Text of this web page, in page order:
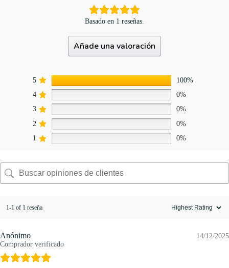
Basado en 1 reseñas.
Añade una valoración
5
100%
4
0%
3
0%
2
0%
1
0%
1-1 of 1 reseña
Anónimo
Comprador verificado
14/12/2025